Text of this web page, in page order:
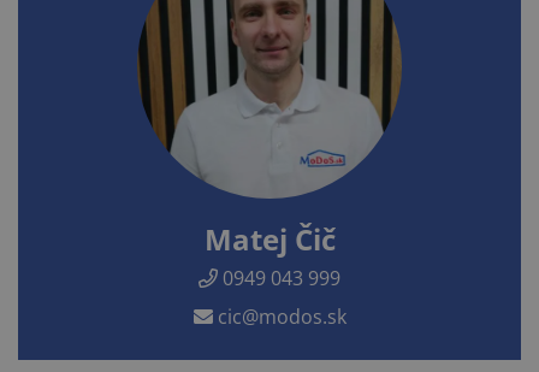
Matej Čič
0949 043 999
cic@modos.sk